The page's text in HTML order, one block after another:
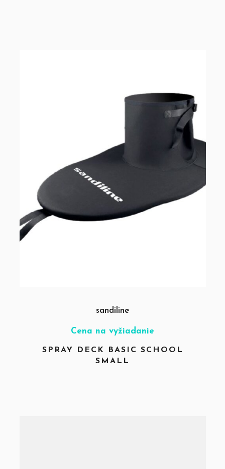
sandiline
Cena na vyžiadanie
SPRAY DECK BASIC SCHOOL
SMALL